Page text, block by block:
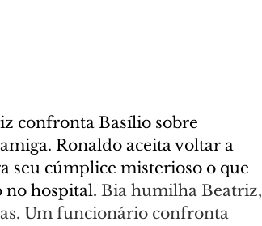
confronta Basílio sobre
Ronaldo aceita voltar a
seu cúmplice misterioso o que
no hospital. Bia humilha Beatriz,
Um funcionário confronta